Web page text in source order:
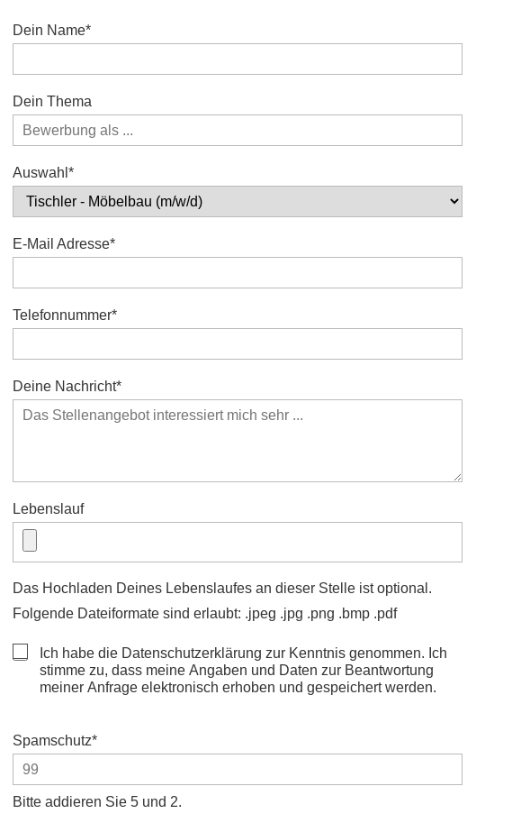
Pflichtfeld
Dein Name*
Dein Thema
Pflichtfeld
Auswahl *
Pflichtfeld
E-Mail Adresse*
Pflichtfeld
Telefonnummer*
Pflichtfeld
Deine Nachricht*
Lebenslauf
Das Hochladen Deines Lebenslaufes an dieser Stelle ist optional.
Folgende Dateiformate sind erlaubt: .jpeg .jpg .png .bmp .pdf
Ich habe die Datenschutzerklärung zur Kenntnis genommen. Ich
stimme zu, dass meine Angaben und Daten zur Beantwortung
meiner Anfrage elektronisch erhoben und gespeichert werden.
Pflichtfeld
Spamschutz*
Bitte addieren Sie 5 und 2.